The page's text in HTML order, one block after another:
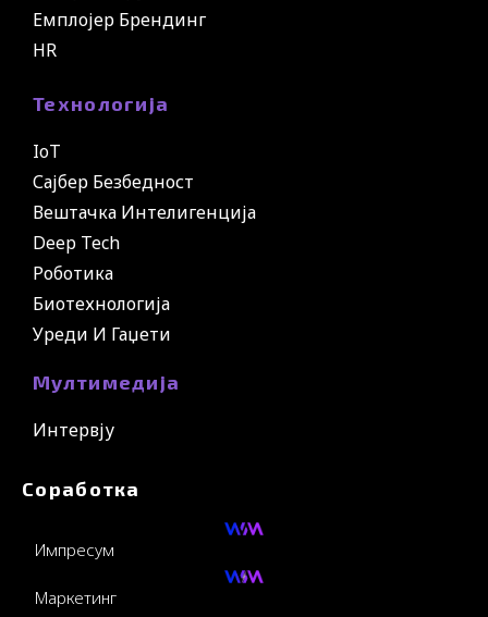
Емплојер Брендинг
HR
Технологија
IoT
Сајбер Безбедност
Вештачка Интелигенција
Deep Tech
Роботика
Биотехнологија
Уреди И Гаџети
Мултимедија
Интервју
Соработка
Импресум
Маркетинг